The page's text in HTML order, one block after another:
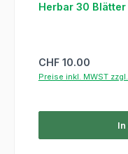
Herbar 30
Regulärer Preis:
CHF 10.00
Preise inkl. MWST
In